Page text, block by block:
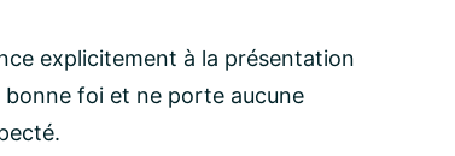
explicitement à la présentation
foi et ne porte aucune